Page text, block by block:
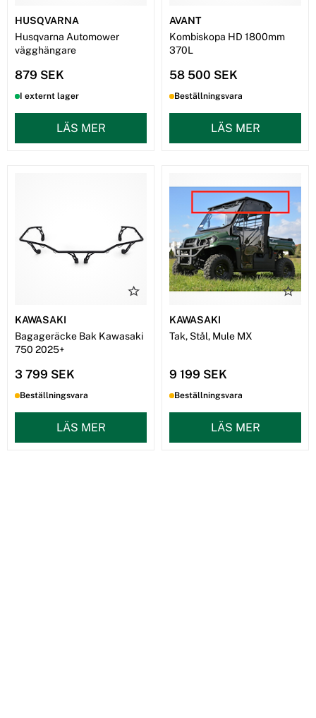
HUSQVARNA
Husqvarna Automower
vägghängare
879 SEK
I externt lager
LÄS MER
AVANT
Kombiskopa HD 1800mm
370L
58 500 SEK
Beställningsvara
LÄS MER
KAWASAKI
Bagageräcke Bak Kawasaki
750 2025+
3 799 SEK
Beställningsvara
LÄS MER
KAWASAKI
Tak, Stål, Mule MX
9 199 SEK
Beställningsvara
LÄS MER